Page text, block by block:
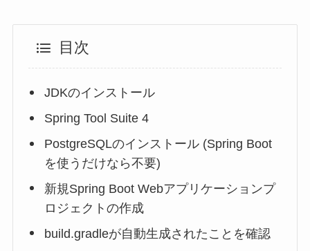
目次
JDKのインストール
Spring Tool Suite 4
PostgreSQLのインストール (Spring Boot
を使うだけなら不要)
新規Spring Boot Webアプリケーションプ
ロジェクトの作成
build.gradleが自動生成されたことを確認